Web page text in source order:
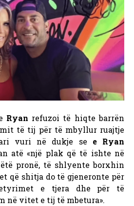
Ryan refuzoi të hiqte barrën
të tij për të mbyllur ruajtje
vuri në dukje se e Ryan
atë «një plak që të ishte në
pronë, të shlyente borxhin
që shitja do të gjeneronte për
e tjera dhe për të
në vitet e tij të mbetura».